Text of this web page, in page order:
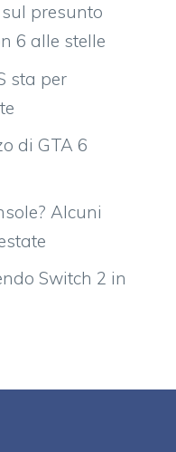
presunto
6 alle stelle
sta per
di GTA 6
Alcuni
Switch 2 in